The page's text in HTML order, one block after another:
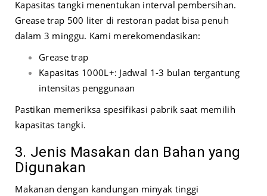
Kapasitas tangki menentukan interval pembersihan.
Grease trap 500 liter di restoran padat bisa penuh
dalam 3 minggu. Kami merekomendasikan:
Grease trap
Kapasitas 1000L+: Jadwal 1-3 bulan tergantung
intensitas penggunaan
Pastikan memeriksa spesifikasi pabrik saat memilih
kapasitas tangki.
3. Jenis Masakan dan Bahan yang
Digunakan
Makanan dengan kandungan minyak tinggi